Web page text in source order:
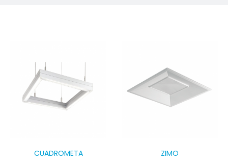
CUADROMETA ZIMO